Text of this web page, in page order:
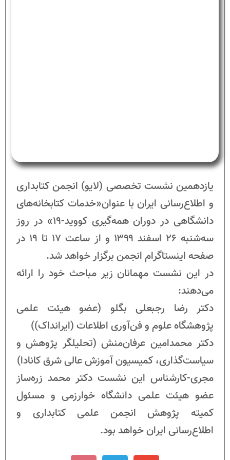
یازدهمین نشست تخصصی (لایو) انجمن کتابداری
و اطلاع‌رسانی ایران با عنوان«خدمات کتابخانه‌های
دانشگاهی در دوران همه‌گیری کووید-19» در روز
سه‌شنبه 26 اسفند ۱۳۹۹ و از ساعت 17 تا 19 در
صفحه اینستاگرام انجمن برگزار خواهد شد.
در این نشست مهمانان زیر مباحث خود را ارائه
می‌دهند:
دکتر رضا رجبعلی بگلو (عضو هیئت علمی
پژوهشگاه علوم و فن‌آوری اطلاعات (ایرانداک))
دکتر محمدامین عرفان‌منش (تحلیلگر پژوهش و
سیاست‌گذاری، کمیسیون آموزش عالی شرق کانادا)
مجری-کارشناس این نشست دکتر محمد زره‌ساز
عضو هیئت علمی دانشگاه خوارزمی و مسئول
کمیته پژوهش انجمن علمی کتابداری و
اطلاع‌رسانی ایران خواهد بود.